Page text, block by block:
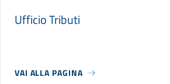
Ufficio Tributi
VAI ALLA PAGINA